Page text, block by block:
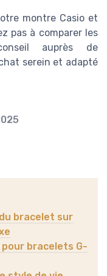
montre Casio et
pas à comparer les
auprès de
serein et adapté
bracelet sur
bracelets G-